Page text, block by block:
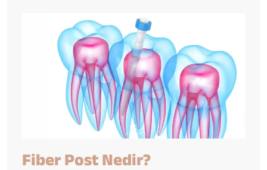
Fiber Post Nedir?